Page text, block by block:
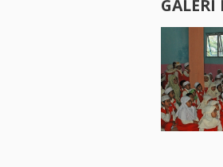
GALERI